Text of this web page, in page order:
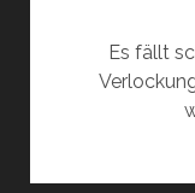
Es fällt